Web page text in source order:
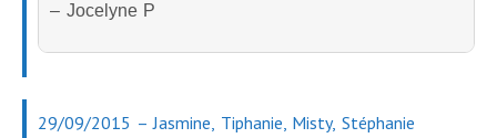
Tarifs des Séances de Reconnexion
PROFESSIONNELS
Atelier de Méditation
– Jocelyne P
29/09/2015 – Jasmine, Tiphanie, Misty, Stéphanie